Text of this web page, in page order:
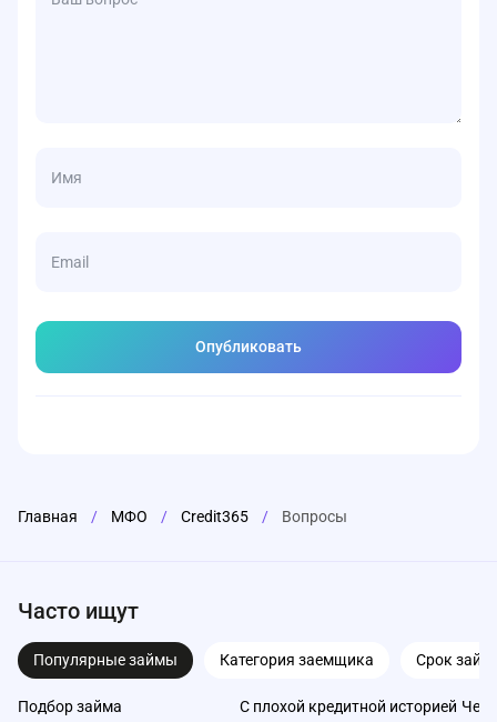
Главная / МФО / Credit365 / Вопросы
Часто ищут
Популярные займы Категория заемщика Срок
Подбор займа
С плохой кредитной историей